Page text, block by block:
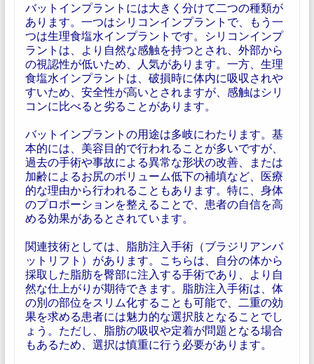
バットインプラントには大きく分けて二つの種類が
あります。一つはシリコンインプラントで、もう一
つは生理食塩水インプラントです。シリコンインプ
ラントは、より自然な感触を持つとされ、外部から
の視認性が低いため、人気があります。一方、生理
食塩水インプラントは、破損時に体内に吸収されや
すいため、安全性が高いとされますが、感触はシリ
コンに比べると劣ることがあります。
バットインプラントの用途は多岐にわたります。基
本的には、美容目的で行われることが多いですが、
過去の手術や事故による異常な形状の改善、または
加齢によるお尻のボリューム低下の補填など、医療
的な理由から行われることもあります。特に、身体
のプロポーションを整えることで、患者の自信を高
める効果があるとされています。
関連技術としては、脂肪注入手術（ブラジリアンバ
ットリフト）があります。こちらは、自分の体から
採取した脂肪を臀部に注入する手術であり、より自
然な仕上がりが期待できます。脂肪注入手術は、体
の別の部位をスリム化することも可能で、二重の効
果を求める患者には魅力的な選択肢となることでし
ょう。ただし、脂肪の吸収や定着が問題となる場合
もあるため、選択は慎重に行う必要があります。